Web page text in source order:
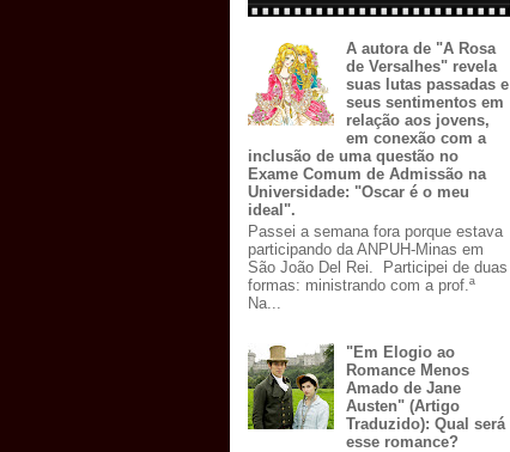
A autora de "A Rosa
de Versalhes" revela
suas lutas passadas e
seus sentimentos em
relação aos jovens,
em conexão com a
inclusão de uma questão no
Exame Comum de Admissão na
Universidade: "Oscar é o meu
ideal".
Passei a semana fora porque estava
participando da ANPUH-Minas em
São João Del Rei. Participei de duas
formas: ministrando com a prof.ª
Na...
"Em Elogio ao
Romance Menos
Amado de Jane
Austen" (Artigo
Traduzido): Qual será
esse romance?